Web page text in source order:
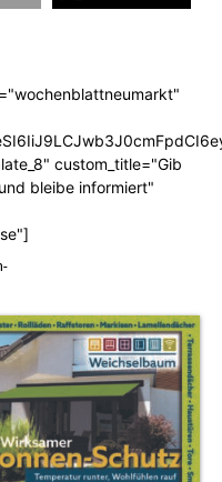
custom_title="Gib
bleibe informiert"